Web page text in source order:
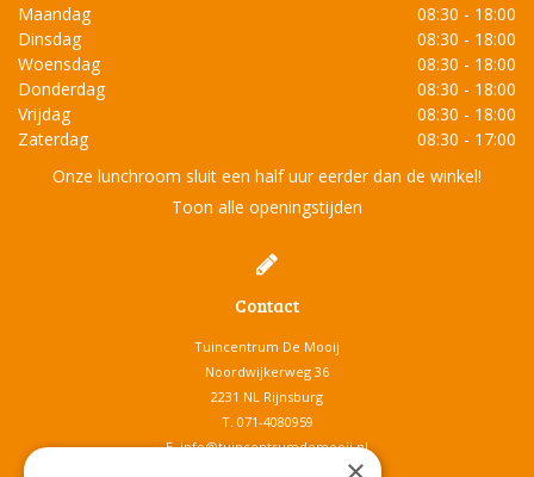
Maandag
08:30 - 18:00
Dinsdag
08:30 - 18:00
Woensdag
08:30 - 18:00
Donderdag
08:30 - 18:00
Vrijdag
08:30 - 18:00
Zaterdag
08:30 - 17:00
Onze lunchroom sluit een half uur eerder dan de winkel!
Toon alle openingstijden
Contact
Tuincentrum De Mooij
Noordwijkerweg 36
2231 NL Rijnsburg
T. 071-4080959
E.info@tuincentrumdemooij.nl